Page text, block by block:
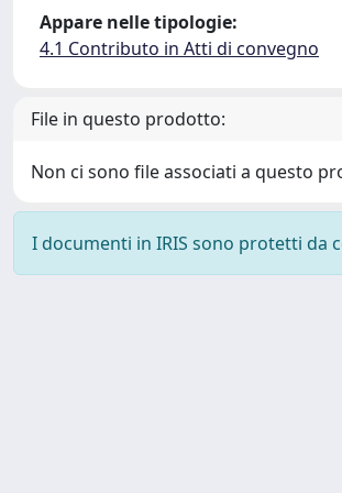
Appare nelle tipologie:
4.1 Contributo in Atti di convegno
File in questo prodotto:
Non ci sono file associati a questo
I documenti in IRIS sono protetti da